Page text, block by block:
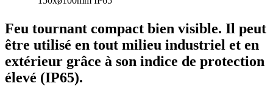
Feu tournant compact bien visible. Il peut
être utilisé en tout milieu industriel et en
extérieur grâce à son indice de protection
élevé (IP65).